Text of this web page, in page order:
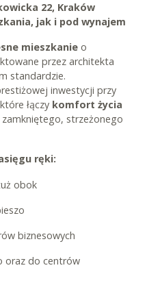
22, Kraków
jak i pod wynajem
mieszkanie o
przez architekta
standardzie.
inwestycji przy
łączy komfort życia
strzeżonego
ręki:
obok
biznesowych
oraz do centrów